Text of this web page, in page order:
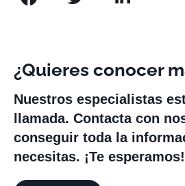
¿Quieres conocer
Nuestros especialistas
llamada. Contacta con
conseguir toda la
necesitas. ¡Te esperamos!